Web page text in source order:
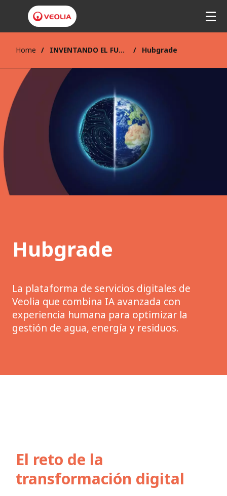
Home INVENTANDO EL FUTURO Hubgrade
Hubgrade
La plataforma de servicios digitales de
Veolia que combina IA avanzada con
experiencia humana para optimizar la
gestión de agua, energía y residuos.
El reto de la
transformación digital